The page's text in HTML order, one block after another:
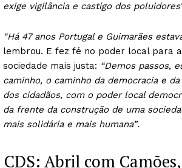
Guimarães,
exige vigilância e castigo dos
“Há 47 anos Portugal e Guimarães
lembrou. E fez fé no poder local para
sociedade mais justa: “Demos passos,
caminho, o caminho da democracia e
dos cidadãos, com o poder local
da frente da construção de uma
mais solidária e mais humana”.
CDS: Abril com